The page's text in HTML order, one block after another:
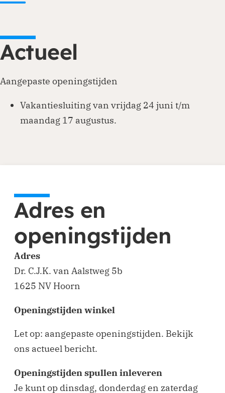
Actueel
Aangepaste openingstijden
Vakantiesluiting van vrijdag 24 juni t/m
maandag 17 augustus.
Adres en
openingstijden
Adres
Dr. C.J.K. van Aalstweg 5b
1625 NV Hoorn
Openingstijden winkel
Let op: aangepaste openingstijden. Bekijk
ons actueel bericht.
Openingstijden spullen inleveren
Je kunt op dinsdag, donderdag en zaterdag